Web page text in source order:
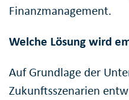
Finanzmanagement.
Welche Lösung wird
Auf Grundlage der
Zukunftsszenarien